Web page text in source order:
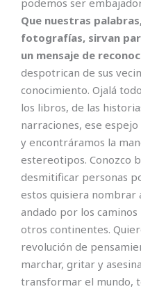
Que nuestras
fotografías, sirvan
un mensaje de
despotrican de sus
conocimiento. Ojalá
los libros, de las
narraciones, ese
y encontráramos la
estereotipos. Conozco
desmitificar personas
estos quisiera nombrar
andado por los
otros continentes.
revolución de
marchar, gritar y
transformar el mundo,